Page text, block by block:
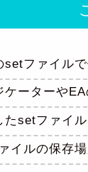
setファイル
ケーターや
たsetファイ
イルの保存